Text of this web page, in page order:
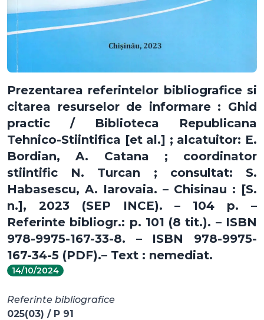
Prezentarea referintelor bibliografice si
citarea resurselor de informare : Ghid
practic / Biblioteca Republicana
Tehnico-Stiintifica [et al.] ; alcatuitor: E.
Bordian, A. Catana ; coordinator
stiintific N. Turcan ; consultat: S.
Habasescu, A. Iarovaia. – Chisinau : [S.
n.], 2023 (SEP INCE). – 104 p. –
Referinte bibliogr.: p. 101 (8 tit.). – ISBN
978-9975-167-33-8. – ISBN 978-9975-
167-34-5 (PDF).– Text : nemediat.
14/10/2024
Referinte bibliografice
025(03) / P 91